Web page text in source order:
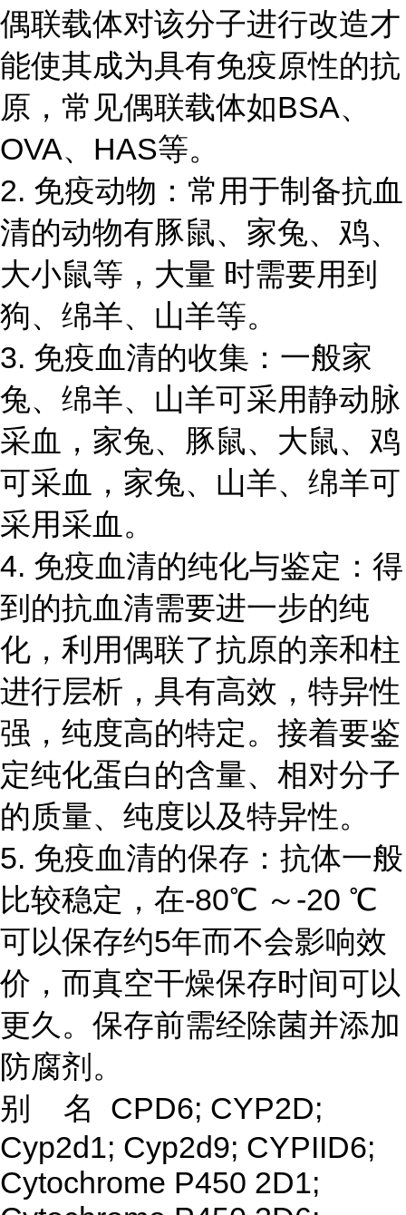
偶联载体对该分子进行改造才
能使其成为具有免疫原性的抗
原，常见偶联载体如BSA、
OVA、HAS等。
2. 免疫动物：常用于制备抗血
清的动物有豚鼠、家兔、鸡、
大小鼠等，大量 时需要用到
狗、绵羊、山羊等。
3. 免疫血清的收集：一般家
兔、绵羊、山羊可采用静动脉
采血，家兔、豚鼠、大鼠、鸡
可采血，家兔、山羊、绵羊可
采用采血。
4. 免疫血清的纯化与鉴定：得
到的抗血清需要进一步的纯
化，利用偶联了抗原的亲和柱
进行层析，具有高效，特异性
强，纯度高的特定。接着要鉴
定纯化蛋白的含量、相对分子
的质量、纯度以及特异性。
5. 免疫血清的保存：抗体一般
比较稳定，在-80℃ ～-20 ℃
可以保存约5年而不会影响效
价，而真空干燥保存时间可以
更久。保存前需经除菌并添加
防腐剂。
别
名
CPD6; CYP2D;
Cyp2d1; Cyp2d9; CYPIID6;
Cytochrome P450 2D1;